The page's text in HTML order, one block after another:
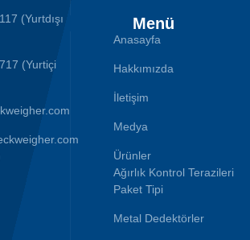
(Yurtdışı
(Yurtiçi
Menü
Anasayfa
Hakkımızda
İletişim
Medya
Ürünler
Ağırlık Kontrol Terazileri
Paket Tipi
Metal Dedektörler